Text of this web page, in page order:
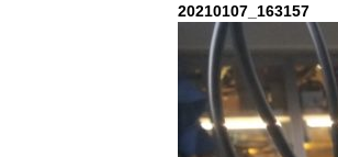
20210107_163157